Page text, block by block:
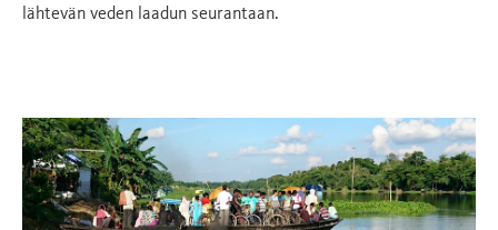
lähtevän veden laadun seurantaan.